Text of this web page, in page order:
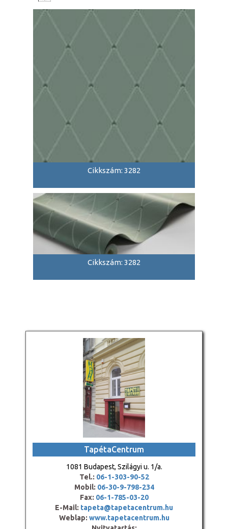
Cikkszám: 3282
Cikkszám: 3282
TapétaCentrum
1081 Budapest, Szilágyi u. 1/a.
Tel.: 06-1-303-90-52
Mobil: 06-30-9-798-234
Fax: 06-1-785-03-20
E-Mail: tapeta@tapetacentrum.hu
Weblap: www.tapetacentrum.hu